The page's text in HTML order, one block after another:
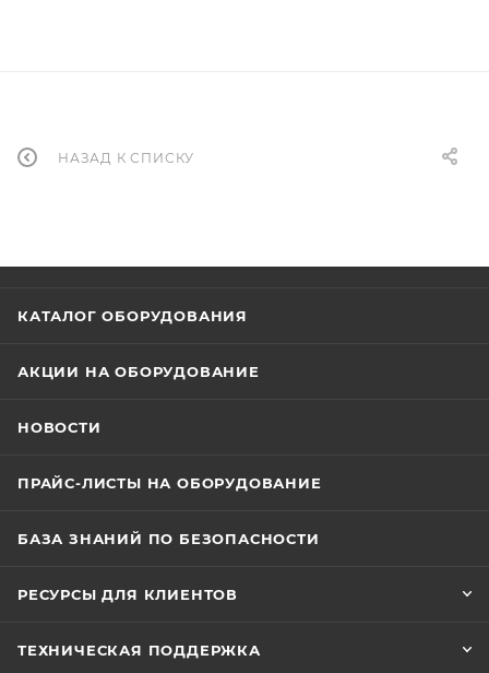
НАЗАД К СПИСКУ
КАТАЛОГ ОБОРУДОВАНИЯ
АКЦИИ НА ОБОРУДОВАНИЕ
НОВОСТИ
ПРАЙС-ЛИСТЫ НА ОБОРУДОВАНИЕ
БАЗА ЗНАНИЙ ПО БЕЗОПАСНОСТИ
РЕСУРСЫ ДЛЯ КЛИЕНТОВ
ТЕХНИЧЕСКАЯ ПОДДЕРЖКА